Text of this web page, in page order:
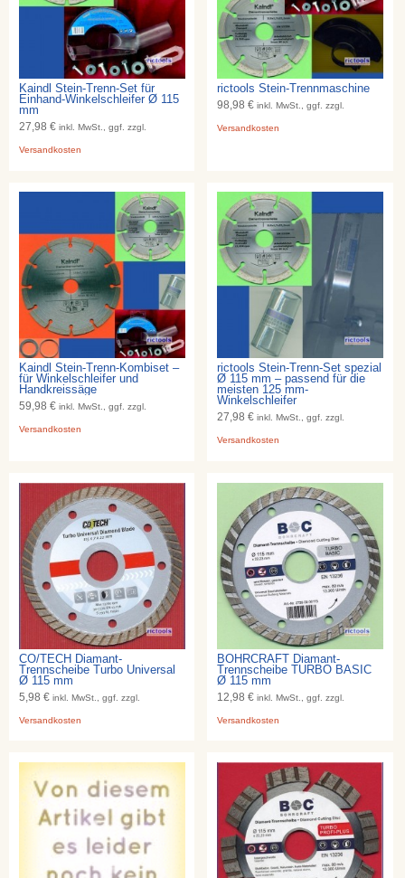
Kaindl Stein-Trenn-Set für
Einhand-Winkelschleifer Ø 115
mm
27,98 € inkl. MwSt., ggf. zzgl.
Versandkosten
rictools Stein-Trennmaschine
98,98 €inkl. MwSt., ggf. zzgl.
Versandkosten
Kaindl Stein-Trenn-Kombiset –
für Winkelschleifer und
Handkreissäge
59,98 € inkl. MwSt., ggf. zzgl.
Versandkosten
rictools Stein-Trenn-Set spezial
Ø 115 mm – passend für die
meisten 125 mm-
Winkelschleifer
27,98 €inkl. MwSt., ggf. zzgl.
Versandkosten
CO/TECH Diamant-
Trennscheibe Turbo Universal
Ø 115 mm
5,98 € inkl. MwSt., ggf. zzgl.
Versandkosten
BOHRCRAFT Diamant-
Trennscheibe TURBO BASIC
Ø 115 mm
12,98 €inkl. MwSt., ggf. zzgl.
Versandkosten